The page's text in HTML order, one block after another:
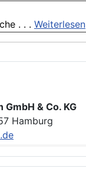
. . . Weiterlesen
& Co. KG
Hamburg